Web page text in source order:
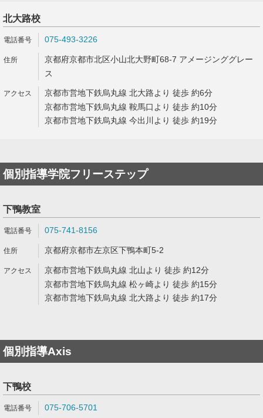
北大路校
075-493-3226
京都府京都市北区小山北大野町68-7 アメージンググレー
ス
京都市営地下鉄烏丸線 北大路より 徒歩 約6分
京都市営地下鉄烏丸線 鞍馬口より 徒歩 約10分
京都市営地下鉄烏丸線 今出川より 徒歩 約19分
個別指導学院フリーステップ
下鴨教室
075-741-8156
京都府京都市左京区下鴨本町5-2
京都市営地下鉄烏丸線 北山より 徒歩 約12分
京都市営地下鉄烏丸線 松ヶ崎より 徒歩 約15分
京都市営地下鉄烏丸線 北大路より 徒歩 約17分
個別指導Axis
下鴨校
075-706-5701